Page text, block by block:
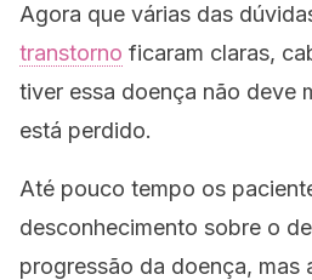
Agora que várias das
transtorno ficaram claras,
tiver essa doença não deve
está perdido.
Até pouco tempo os
desconhecimento sobre o
progressão da doença, mas